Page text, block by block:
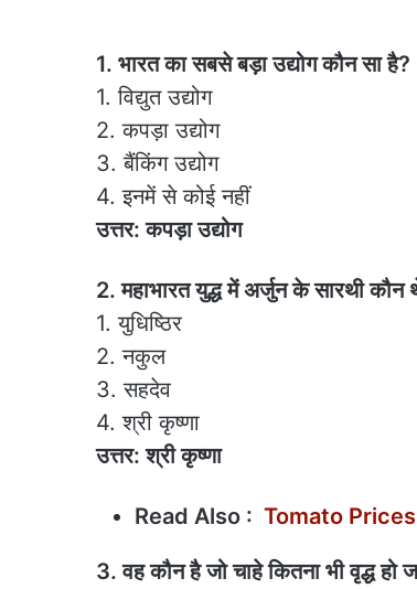
1. भारत का सबसे बड़ा उद्योग कौन सा है?
1. विद्युत उद्योग
2. कपड़ा उद्योग
3. बैंकिंग उद्योग
4. इनमें से कोई नहीं
उत्तर: कपड़ा उद्योग
2. महाभारत युद्ध में अर्जुन के सारथी कौन
1. युधिष्ठिर
2. नकुल
3. सहदेव
4. श्री कृष्णा
उत्तर: श्री कृष्णा
Read Also : Tomato Prices
3. वह कौन है जो चाहे कितना भी वृद्ध हो